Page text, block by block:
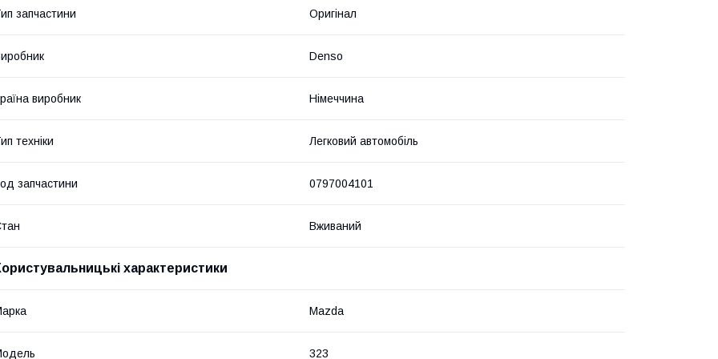
запчастини Оригінал
Denso
виробник Німеччина
техніки Легковий автомобіль
запчастини 0797004101
Вживаний
характеристики
Mazda
323